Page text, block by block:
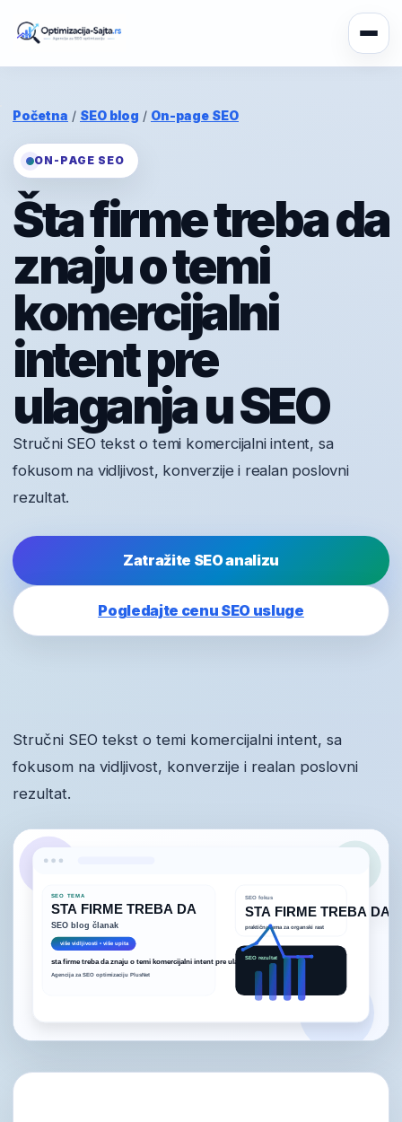
Početna / SEO blog / On-page SEO
ON-PAGE SEO
Šta firme treba da
znaju o temi
komercijalni
intent pre
ulaganja u SEO
Stručni SEO tekst o temi komercijalni intent, sa
fokusom na vidljivost, konverzije i realan poslovni
rezultat.
Zatražite SEO analizu
Pogledajte cenu SEO usluge
Stručni SEO tekst o temi komercijalni intent, sa
fokusom na vidljivost, konverzije i realan poslovni
rezultat.